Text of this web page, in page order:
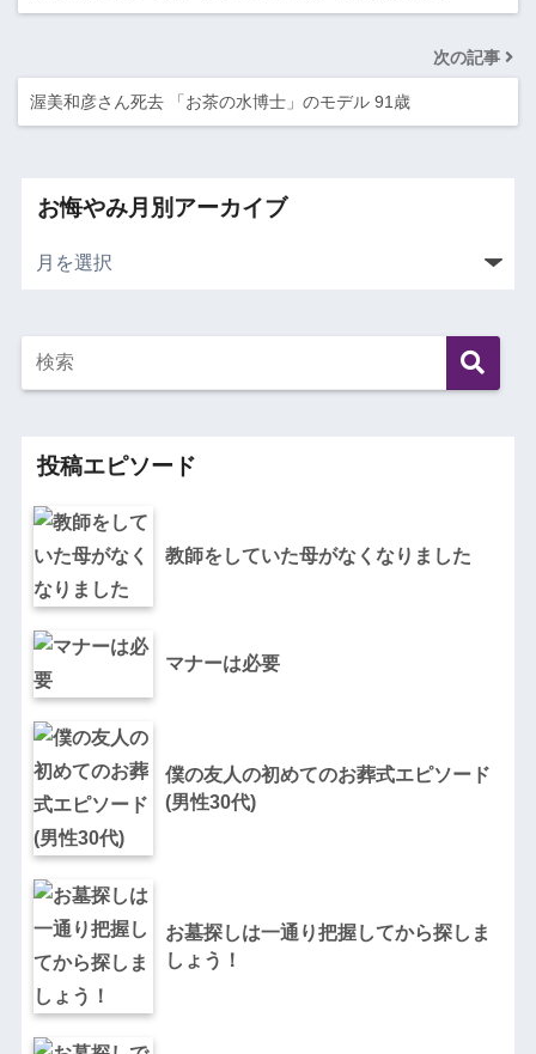
次の記事
渥美和彦さん死去 「お茶の水博士」のモデル 91歳
お悔やみ月別アーカイブ
投稿エピソード
教師をしていた母がなくなりました
マナーは必要
僕の友人の初めてのお葬式エピソード
(男性30代)
お墓探しは一通り把握してから探しま
しょう！